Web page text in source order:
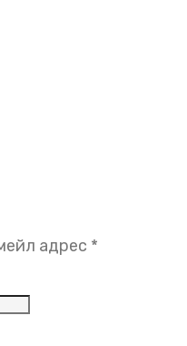
адрес *